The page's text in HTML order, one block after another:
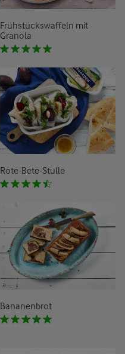
Frühstückswaffeln mit
Granola
Rote-Bete-Stulle
Bananenbrot